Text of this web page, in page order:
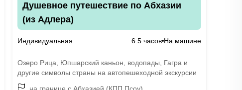
Душевное путешествие по Абхазии
(из Адлера)
Индивидуальная 6.5 часов На машине
Озеро Рица, Юпшарский каньон, водопады, Гагра и
другие символы страны на автопешеходной экскурсии